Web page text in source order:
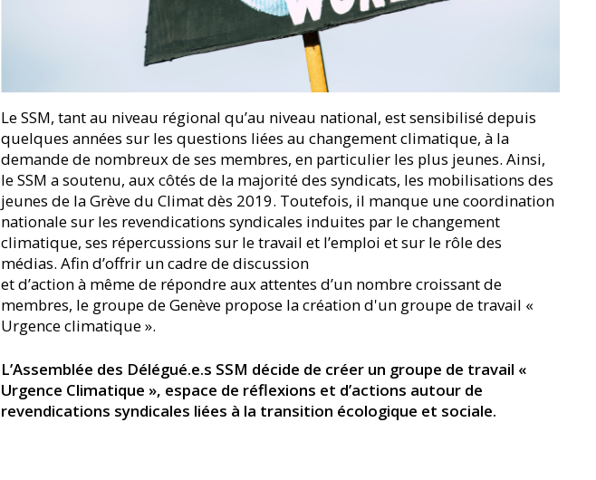
Le SSM, tant au niveau régional qu’au niveau national, est sensibilisé depuis
quelques années sur les questions liées au changement climatique, à la
demande de nombreux de ses membres, en particulier les plus jeunes. Ainsi,
le SSM a soutenu, aux côtés de la majorité des syndicats, les mobilisations des
jeunes de la Grève du Climat dès 2019. Toutefois, il manque une coordination
nationale sur les revendications syndicales induites par le changement
climatique, ses répercussions sur le travail et l’emploi et sur le rôle des
médias. Afin d’offrir un cadre de discussion
et d’action à même de répondre aux attentes d’un nombre croissant de
membres, le groupe de Genève propose la création d'un groupe de travail «
Urgence climatique ».
L’Assemblée des Délégué.e.s SSM décide de créer un groupe de travail «
Urgence Climatique », espace de réflexions et d’actions autour de
revendications syndicales liées à la transition écologique et sociale.